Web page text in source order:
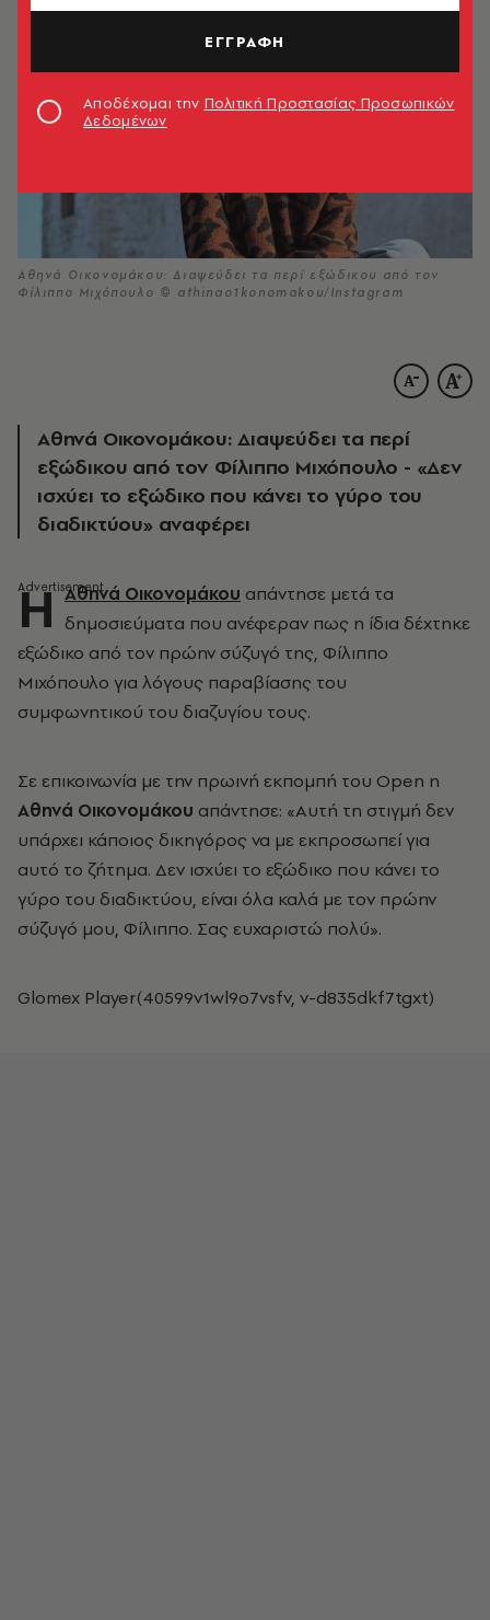
Αθηνά Οικονομάκου: Διαψεύδει τα περί εξώδικου από τον
Φίλιππο Μιχόπουλο © athinao1konomakou/Ιnstagram
Αθηνά Οικονομάκου: Διαψεύδει τα περί
εξώδικου από τον Φίλιππο Μιχόπουλο - «Δεν
ισχύει το εξώδικο που κάνει το γύρο του
διαδικτύου» αναφέρει
Η Αθηνά Οικονομάκου απάντησε μετά τα
δημοσιεύματα που ανέφεραν πως η ίδια δέχτηκε
εξώδικο από τον πρώην σύζυγό της, Φίλιππο
Μιχόπουλο για λόγους παραβίασης του
συμφωνητικού του διαζυγίου τους.
Σε επικοινωνία με την πρωινή εκπομπή του Open η
Αθηνά Οικονομάκου απάντησε: «Αυτή τη στιγμή δεν
υπάρχει κάποιος δικηγόρος να με εκπροσωπεί για
αυτό το ζήτημα. Δεν ισχύει το εξώδικο που κάνει το
γύρο του διαδικτύου, είναι όλα καλά με τον πρώην
σύζυγό μου, Φίλιππο. Σας ευχαριστώ πολύ».
Glomex Player(40599v1wl9o7vsfv, v-d835dkf7tgxt)
ΕΓΓΡΑΦΗ
Αποδέχομαι την Πολιτική Προστασίας Προσωπικών
Δεδομένων